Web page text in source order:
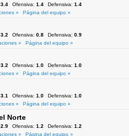
Ofensiva: 1.4 Defensiva: 1.4
»
Página del equipo »
Ofensiva: 0.8 Defensiva: 0.9
»
Página del equipo »
Ofensiva: 1.0 Defensiva: 1.0
»
Página del equipo »
Ofensiva: 1.0 Defensiva: 1.0
»
Página del equipo »
Norte
Ofensiva: 1.2 Defensiva: 1.2
»
Página del equipo »